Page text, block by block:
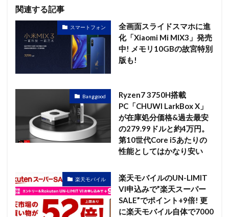
関連する記事
スマートフォン
全画面スライドスマホに進
化「Xiaomi Mi MIX3」発売
中! メモリ10GBの故宮特別
版も!
Banggood
Ryzen7 3750H搭載
PC「CHUWI LarkBox X」
が在庫処分価格&過去最安
の279.99ドルと約4万円。
第10世代Core i5あたりの
性能としてはかなり安い
楽天モバイル
楽天モバイルのUN-LIMIT
VI申込みで”楽天スーパー
SALE”でポイント+9倍! 更
に楽天モバイル自体で7000